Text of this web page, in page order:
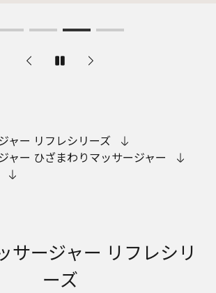
ャー リフレシリーズ
ャー ひざまわりマッサージャー
サージャー リフレシリ
ーズ